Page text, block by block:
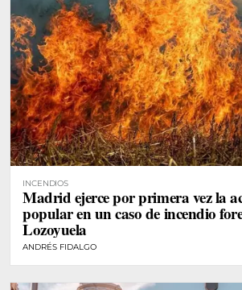
INCENDIOS
Madrid ejerce por primera vez la
popular en un caso de incendio
Lozoyuela
ANDRÉS FIDALGO